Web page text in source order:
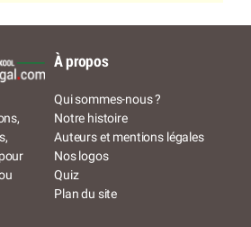
À propos
Qui sommes-nous ?
Notre histoire
Auteurs et mentions légales
Nos logos
Quiz
Plan du site